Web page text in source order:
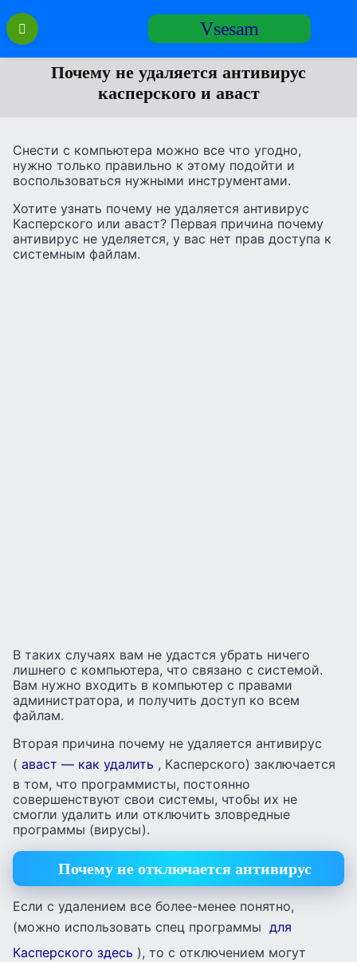
Перейти
содержанию
Vsesam
Почему не удаляется антивирус
касперского и аваст
Снести с компьютера можно все что угодно,
нужно только правильно к этому подойти и
воспользоваться нужными инструментами.
Хотите узнать почему не удаляется антивирус
Касперского или аваст? Первая причина почему
антивирус не уделяется, у вас нет прав доступа к
системным файлам.
В таких случаях вам не удастся убрать ничего
лишнего с компьютера, что связано с системой.
Вам нужно входить в компьютер с правами
администратора, и получить доступ ко всем
файлам.
Вторая причина почему не удаляется антивирус
( аваст — как удалить , Касперского) заключается
в том, что программисты, постоянно
совершенствуют свои системы, чтобы их не
смогли удалить или отключить зловредные
программы (вирусы).
Почему не отключается антивирус
Если с удалением все более-менее понятно,
(можно использовать спец программы для
Касперского здесь ), то с отключением могут